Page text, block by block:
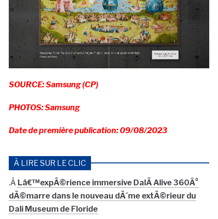
SOURCE: Samsung (CP)
PHOTOS: Samsung
Date de première publication: 09/08/2023
À LIRE SUR LE CLIC
.Â Lâ€™expÃ©rience immersive DalÃ­ Alive 360Â°
dÃ©marre dans le nouveau dÃ´me extÃ©rieur du
Dali Museum de Floride